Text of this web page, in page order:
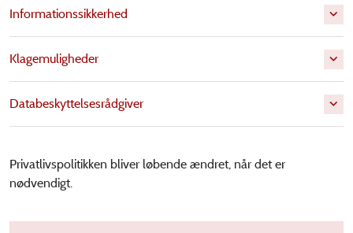
Informationssikkerhed
Klagemuligheder
Databeskyttelsesrådgiver
Privatlivspolitikken bliver løbende ændret, når det er
nødvendigt.